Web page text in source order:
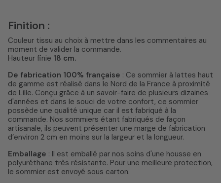
Finition :
Couleur tissu au choix à mettre dans les commentaires au
moment de valider la commande.
Hauteur finie 18 cm.
De fabrication 100% française : Ce sommier à lattes haut
de gamme est réalisé dans le Nord de la France à proximité
de Lille. Conçu grâce à un savoir-faire de plusieurs dizaines
d'années et dans le souci de votre confort, ce sommier
possède une qualité unique car il est fabriqué à la
commande. Nos sommiers étant fabriqués de façon
artisanale, ils peuvent présenter une marge de fabrication
d’environ 2 cm en moins sur la largeur et la longueur.
Emballage : Il est emballé par nos soins d'une housse en
polyuréthane très résistante. Pour une meilleure protection,
le sommier est envoyé sous carton.